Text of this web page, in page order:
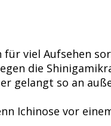
viel Aufsehen
die
gelangt so an
Ichinose vor